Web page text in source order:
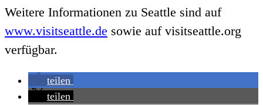
Weitere Informationen zu Seattle sind auf
www.visitseattle.de sowie auf visitseattle.org
verfügbar.
teilen
teilen